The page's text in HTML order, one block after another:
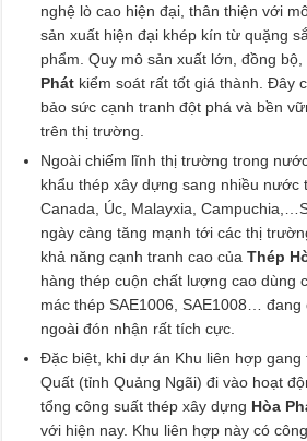
nghệ lò cao hiện đại, thân thiện với
sản xuất hiện đại khép kín từ quặng
phẩm. Quy mô sản xuất lớn, đồng
Phát kiểm soát rất tốt giá thành. Đây
bảo sức cạnh tranh đột phá và bền
trên thị trường.
Ngoài chiếm lĩnh thị trường trong
khẩu thép xây dựng sang nhiều nước
Canada, Úc, Malayxia,
ngày càng tăng mạnh tới các thị
khả năng cạnh tranh cao của Thép
hàng thép cuộn chất lượng cao dùng
mác thép SAE1006, SAE1008…
ngoài đón nhận rất tích cực.
Đặc biệt, khi dự án Khu liên hợp gang
Quất (tỉnh Quảng Ngãi) đi vào hoạt
tổng công suất thép xây dựng Hòa
với hiện nay. Khu liên hợp này có